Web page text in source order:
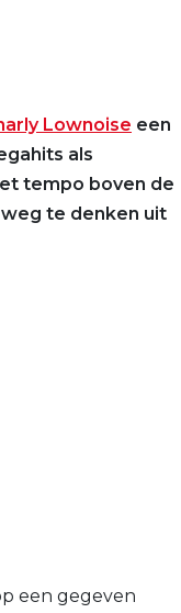
Lownoise een
als
tempo boven de
te denken uit
een gegeven